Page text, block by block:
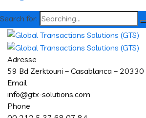
Search for:
Adresse
59 Bd Zerktouni – Casablanca –
Email
info@gtx-solutions.com
Phone